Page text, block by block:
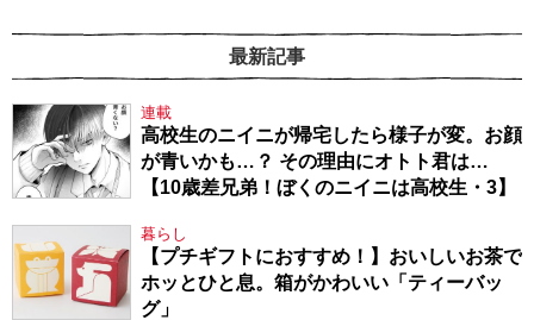
最新記事
連載
高校生のニイニが帰宅したら様子が変。お顔
が青いかも…？ その理由にオトト君は…
【10歳差兄弟！ぼくのニイニは高校生・3】
暮らし
【プチギフトにおすすめ！】おいしいお茶で
ホッとひと息。箱がかわいい「ティーバッ
グ」